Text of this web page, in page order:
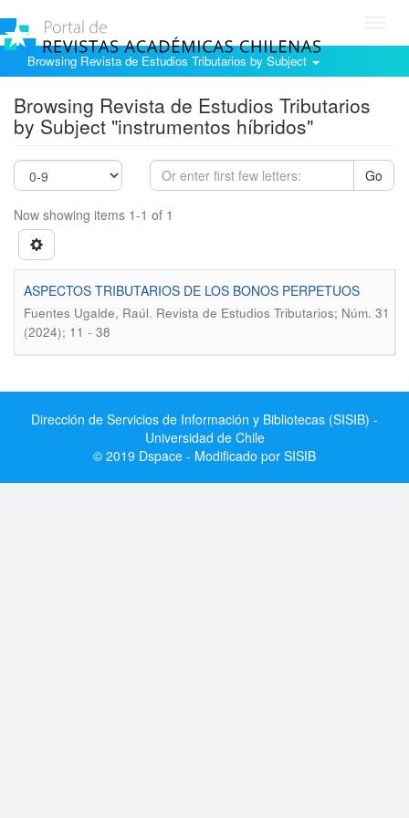
Browsing Revista de Estudios Tributarios by Subject
Browsing Revista de Estudios Tributarios
by Subject "instrumentos híbridos"
Go
Now showing items 1-1 of 1
ASPECTOS TRIBUTARIOS DE LOS BONOS PERPETUOS
Fuentes Ugalde, Raúl. Revista de Estudios Tributarios; Núm. 31
(2024); 11 - 38
Dirección de Servicios de Información y Bibliotecas (SISIB) -
Universidad de Chile
© 2019 Dspace - Modificado por SISIB